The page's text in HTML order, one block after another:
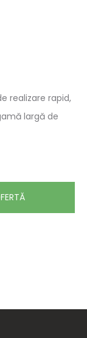
realizare rapid,
largă de